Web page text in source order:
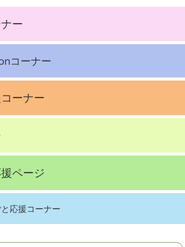
ー
コーナー
ーナー
ページ
応援コーナー